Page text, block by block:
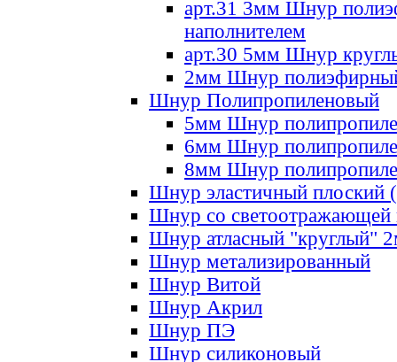
арт.31 3мм Шнур
наполнителем
арт.30 5мм Шнур
2мм Шнур
Шнур Полипропиленовый
5мм Шнур
6мм Шнур
8мм Шнур
Шнур эластичный плоский
Шнур со светоотражающей
Шнур атласный "круглый"
Шнур метализированный
Шнур Витой
Шнур Акрил
Шнур ПЭ
Шнур силиконовый